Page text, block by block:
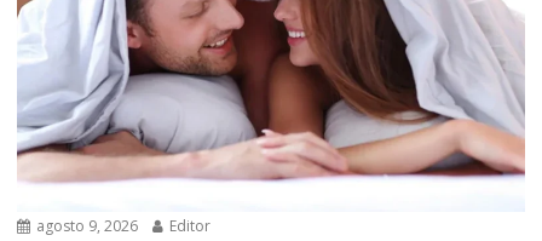
agosto 9, 2026 Editor